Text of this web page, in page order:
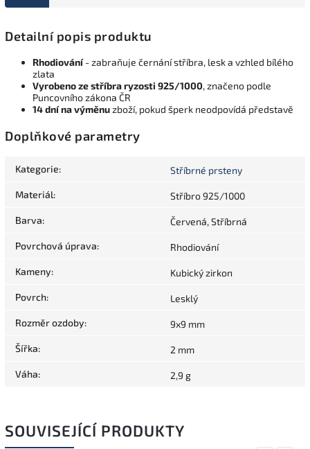
Detailní popis produktu
Rhodiování- zabraňuje černání stříbra, lesk a vzhled bílého
zlata
Vyrobeno ze stříbra ryzosti 925/1000, značeno podle
Puncovního zákona ČR
14 dní na výměnuzboží, pokud šperk neodpovídá představě
Doplňkové parametry
Kategorie: Stříbrné prsteny
Materiál: Stříbro 925/1000
Barva: Červená, Stříbrná
Povrchová úprava: Rhodiování
Kameny: Kubický zirkon
Povrch: Lesklý
Rozměr ozdoby: 9x9 mm
Šířka: 2 mm
Váha: 2,9 g
SOUVISEJÍCÍ PRODUKTY